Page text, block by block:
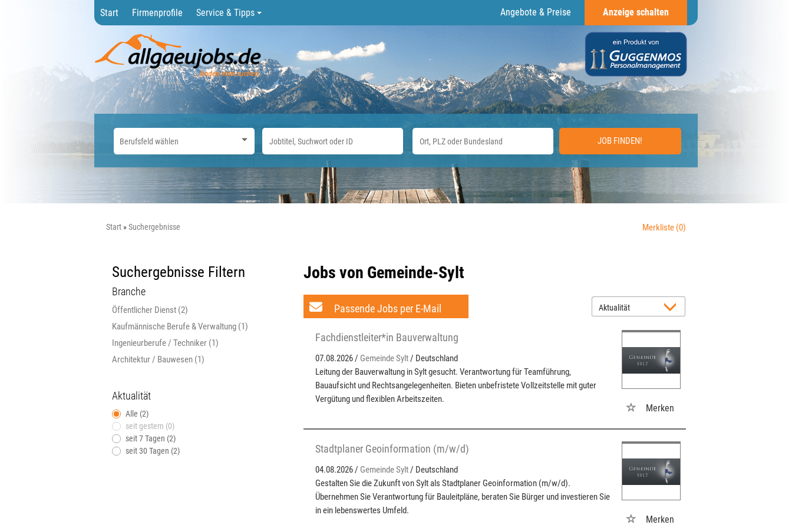
Start Firmenprofile Service & Tipps Angebote & Preise Anzeige schalten
JOB FINDEN!
Start Suchergebnisse Merkliste (0)
Suchergebnisse Filtern
Branche
Öffentlicher Dienst (2)
Kaufmännische Berufe & Verwaltung (1)
Ingenieurberufe / Techniker (1)
Architektur / Bauwesen (1)
Aktualität
Alle (2)
seit gestern (0)
seit 7 Tagen (2)
seit 30 Tagen (2)
Jobs von Gemeinde-Sylt
Passende Jobs per E-Mail
Fachdienstleiter*in Bauverwaltung
07.08.2026 / Gemeinde Sylt/ Deutschland
Leitung der Bauverwaltung in Sylt gesucht. Verantwortung für Teamführung,
Bauaufsicht und Rechtsangelegenheiten. Bieten unbefristete Vollzeitstelle mit guter
Vergütung und flexiblen Arbeitszeiten.
Merken
Stadtplaner Geoinformation (m/w/d)
04.08.2026 / Gemeinde Sylt/ Deutschland
Gestalten Sie die Zukunft von Sylt als Stadtplaner Geoinformation (m/w/d).
Übernehmen Sie Verantwortung für Bauleitpläne, beraten Sie Bürger und investieren Sie
in ein lebenswertes Umfeld.
Merken